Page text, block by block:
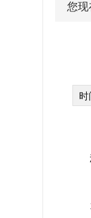
您现
时